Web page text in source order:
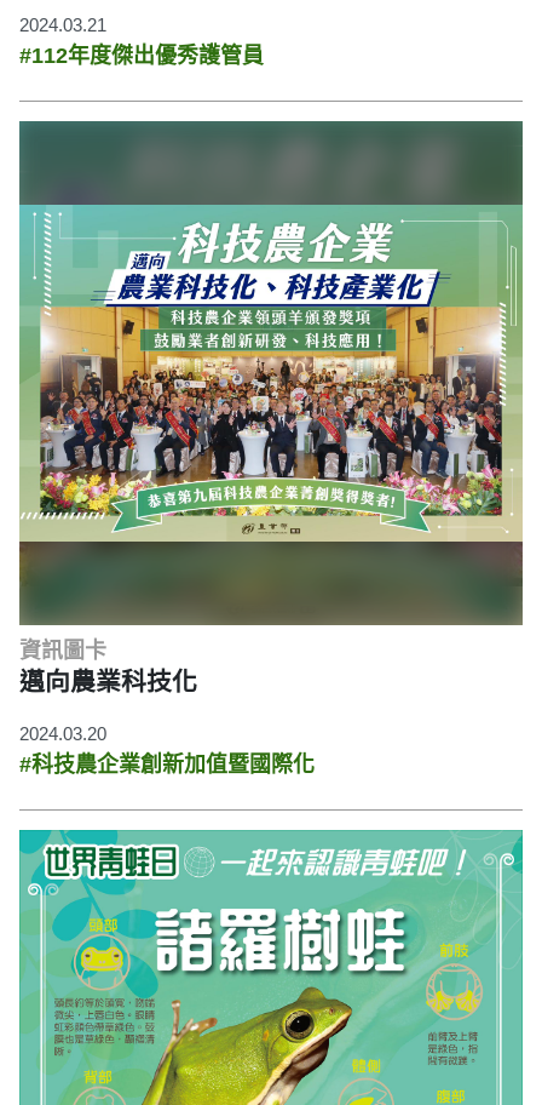
2024.03.21
#112年度傑出優秀護管員
資訊圖卡
邁向農業科技化
2024.03.20
#科技農企業創新加值暨國際化